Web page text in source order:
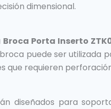
dimensional.
Broca Porta Inserto
puede ser
que requieren
diseñados para